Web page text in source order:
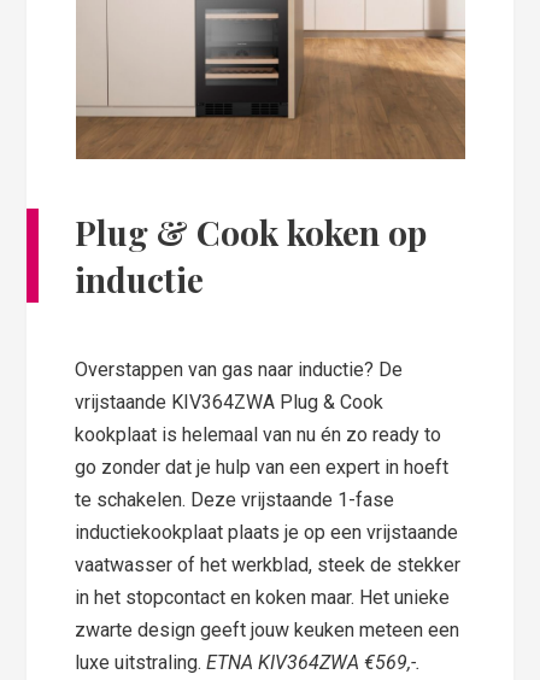
Plug & Cook koken op
inductie
Overstappen van gas naar inductie? De
vrijstaande KIV364ZWA Plug & Cook
kookplaat is helemaal van nu én zo ready to
go zonder dat je hulp van een expert in hoeft
te schakelen. Deze vrijstaande 1-fase
inductiekookplaat plaats je op een vrijstaande
vaatwasser of het werkblad, steek de stekker
in het stopcontact en koken maar. Het unieke
zwarte design geeft jouw keuken meteen een
luxe uitstraling.ETNA KIV364ZWA €569,-.